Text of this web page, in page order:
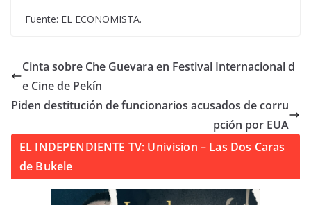
Fuente: EL ECONOMISTA.
Cinta sobre Che Guevara en Festival Internacional d
e Cine de Pekín
Piden destitución de funcionarios acusados de corru
pción por EUA
EL INDEPENDIENTE TV: Univision – Las Dos Caras
de Bukele